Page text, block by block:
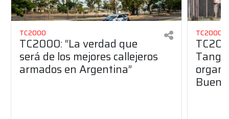
TC2000
TC2000: “La verdad que
será de los mejores callejeros
armados en Argentina”
TC2000